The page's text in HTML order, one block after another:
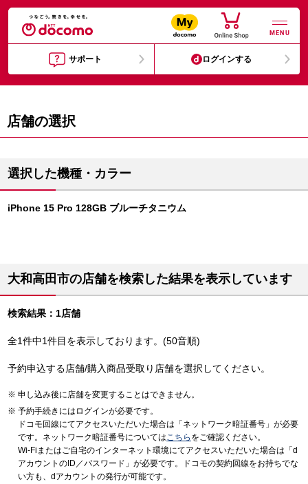
MENU
サポート ログインする
店舗の選択
選択した機種・カラー
iPhone 15 Pro 128GB ブルーチタニウム
大和高田市の店舗を検索した結果を表示しています
検索結果：1店舗
全1件中1件目を表示しております。(50音順)
予約申込する店舗/購入商品受取り店舗を選択してください。
申し込み後に店舗を変更することはできません。
予約手続きにはログインが必要です。
ドコモ回線にてアクセスいただいた場合は「ネットワーク暗証番号」が必要
です。ネットワーク暗証番号についてはこちら をご確認ください。
Wi-Fiまたはご自宅のインターネット環境にてアクセスいただいた場合は「d
アカウントのID／パスワード」が必要です。ドコモの契約回線をお持ちでな
い方も、dアカウントの発行が可能です。